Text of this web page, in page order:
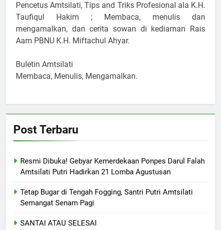
Pencetus Amtsilati, Tips and Triks Profesional ala K.H.
Taufiqul Hakim ; Membaca, menulis dan
mengamalkan, dan cerita sowan di kediaman Rais
Aam PBNU K.H. Miftachul Ahyar.
Buletin Amtsilati
Membaca, Menulis, Mengamalkan.
Post Terbaru
Resmi Dibuka! Gebyar Kemerdekaan Ponpes Darul Falah
Amtsilati Putri Hadirkan 21 Lomba Agustusan
Tetap Bugar di Tengah Fogging, Santri Putri Amtsilati
Semangat Senam Pagi
SANTAI ATAU SELESAI